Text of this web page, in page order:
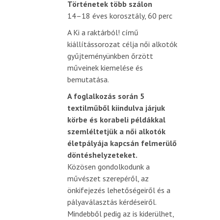
Történetek több szálon
14–18 éves korosztály, 60 perc
A Ki a raktárból! című
kiállítássorozat célja női alkotók
gyűjteményünkben őrzött
műveinek kiemelése és
bemutatása.
A foglalkozás során 5
textilműből kiindulva járjuk
körbe és korabeli példákkal
szemléltetjük a női alkotók
életpályája kapcsán felmerülő
döntéshelyzeteket.
Közösen gondolkodunk a
művészet szerepéről, az
önkifejezés lehetőségeiről és a
pályaválasztás kérdéseiről.
Mindebből pedig az is kiderülhet,